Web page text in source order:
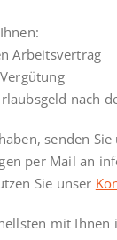
Arbeitsvertrag
nach
senden
per Mail an
Sie unser
mit Ihnen